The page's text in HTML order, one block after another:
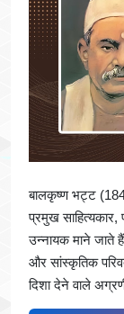
बालकृष्ण भट्ट
प्रमुख
उन्नायक माने जाते
और सांस्कृतिक
दिशा देने वाले